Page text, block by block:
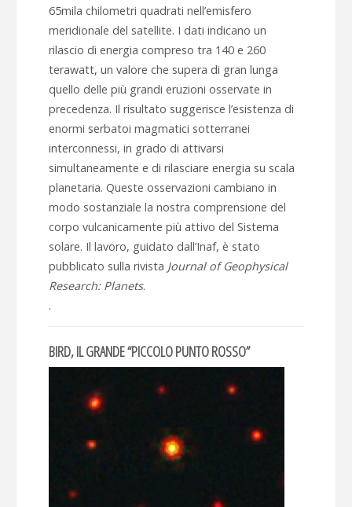
65mila chilometri quadrati nell’emisfero
meridionale del satellite. I dati indicano un
rilascio di energia compreso tra 140 e 260
terawatt, un valore che supera di gran lunga
quello delle più grandi eruzioni osservate in
precedenza. Il risultato suggerisce l’esistenza di
enormi serbatoi magmatici sotterranei
interconnessi, in grado di attivarsi
simultaneamente e di rilasciare energia su scala
planetaria. Queste osservazioni cambiano in
modo sostanziale la nostra comprensione del
corpo vulcanicamente più attivo del Sistema
solare. Il lavoro, guidato dall’Inaf, è stato
pubblicato sulla rivista Journal of Geophysical
Research: Planets.
.
BIRD, IL GRANDE “PICCOLO PUNTO ROSSO”